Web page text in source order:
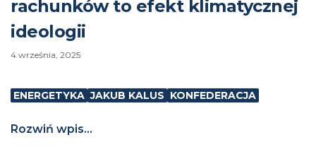
rachunków to efekt klimatycznej
ideologii
4 września, 2025
ENERGETYKA JAKUB KALUS KONFEDERACJA
Rozwiń wpis...